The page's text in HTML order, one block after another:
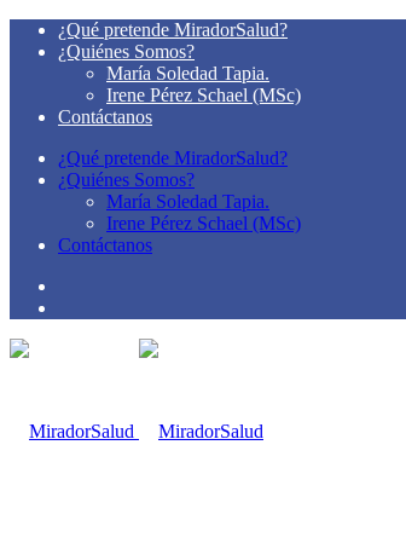
¿Qué pretende MiradorSalud?
¿Quiénes Somos?
María Soledad Tapia.
Irene Pérez Schael (MSc)
Contáctanos
¿Qué pretende MiradorSalud?
¿Quiénes Somos?
María Soledad Tapia.
Irene Pérez Schael (MSc)
Contáctanos